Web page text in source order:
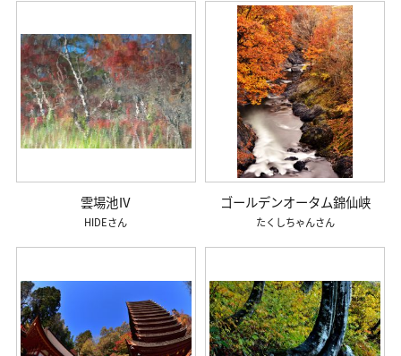
雲場池Ⅳ
HIDE
ゴールデンオータム錦仙峡
たくしちゃん